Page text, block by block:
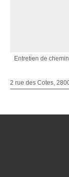
Entretien de
2 rue des Cotes,